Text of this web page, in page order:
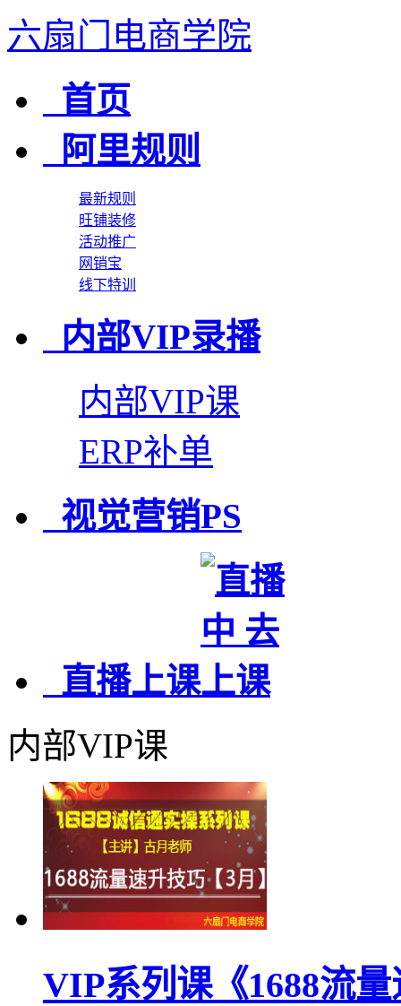
六扇门电商学院
首页
阿里规则
最新规则
旺铺装修
活动推广
网销宝
线下特训
内部VIP录播
内部VIP课
ERP补单
视觉营销PS
直播上课
内部VIP课
VIP系列课《1688流